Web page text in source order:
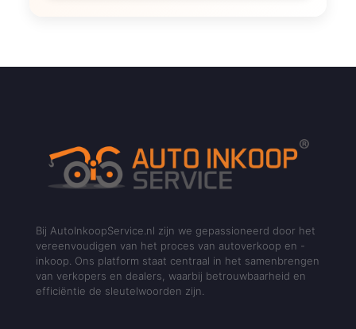
Bij AutoInkoopService.nl zijn we gepassioneerd door het
vereenvoudigen van het proces van autoverkoop en -
inkoop. Ons platform staat centraal in het samenbrengen
van verkopers en dealers, waarbij betrouwbaarheid en
efficiëntie de sleutelwoorden zijn.